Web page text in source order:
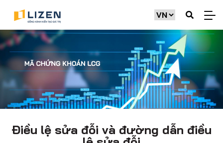
Điều lệ sửa đỗi và đường dẫn điều